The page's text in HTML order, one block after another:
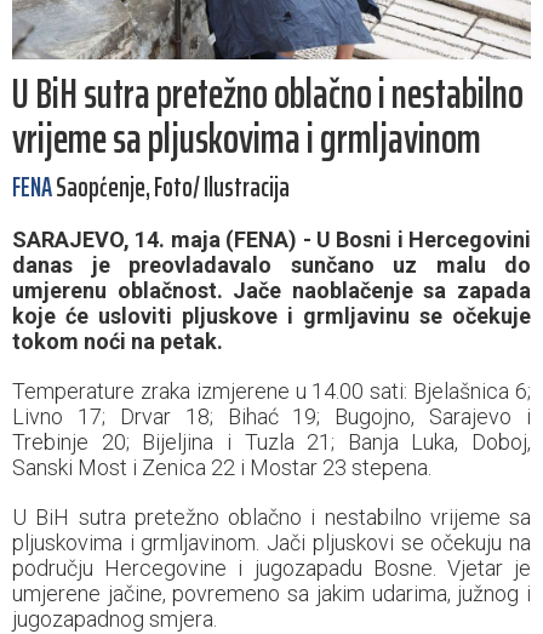
U BiH sutra pretežno oblačno i nestabilno
vrijeme sa pljuskovima i grmljavinom
FENASaopćenje, Foto/ Ilustracija
SARAJEVO, 14. maja (FENA) - U Bosni i Hercegovini
danas je preovladavalo sunčano uz malu do
umjerenu oblačnost. Jače naoblačenje sa zapada
koje će usloviti pljuskove i grmljavinu se očekuje
tokom noći na petak.
Temperature zraka izmjerene u 14.00 sati: Bjelašnica 6;
Livno 17; Drvar 18; Bihać 19; Bugojno, Sarajevo i
Trebinje 20; Bijeljina i Tuzla 21; Banja Luka, Doboj,
Sanski Most i Zenica 22 i Mostar 23 stepena.
U BiH sutra pretežno oblačno i nestabilno vrijeme sa
pljuskovima i grmljavinom. Jači pljuskovi se očekuju na
području Hercegovine i jugozapadu Bosne. Vjetar je
umjerene jačine, povremeno sa jakim udarima, južnog i
jugozapadnog smjera.